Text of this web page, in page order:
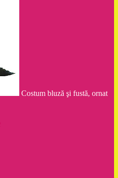
Costum bluză şi fustă, ornat